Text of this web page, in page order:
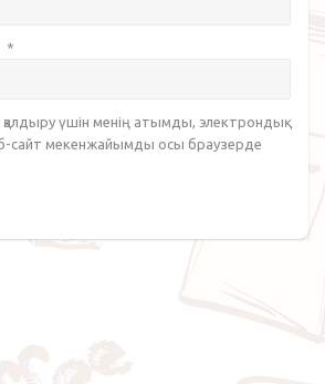
*
қалдыру үшін менің атымды, электрондық
сайт мекенжайымды осы браузерде